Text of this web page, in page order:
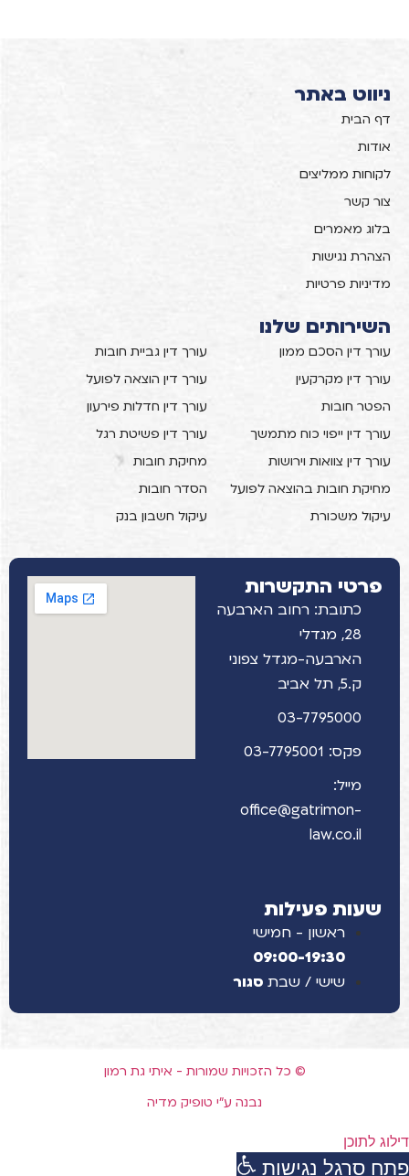
ניווט באתר
דף הבית
אודות
לקוחות ממליצים
צור קשר
בלוג מאמרים
הצהרת נגישות
מדיניות פרטיות
השירותים שלנו
עורך דין הסכם ממון
עורך דין גביית חובות
עורך דין מקרקעין
עורך דין הוצאה לפועל
הפטר חובות
עורך דין חדלות פירעון
עורך דין ייפוי כוח מתמשך
עורך דין פשיטת רגל
עורך דין צוואות וירושות
מחיקת חובות
מחיקת חובות בהוצאה לפועל
הסדר חובות
עיקול משכורת
עיקול חשבון בנק
פרטי התקשרות
כתובת: רחוב הארבעה
28, מגדלי
הארבעה-מגדל צפוני
ק.5, תל אביב
03-7795000
פקס: 03-7795001
מייל:
office@gatrimon-
law.co.il
שעות פעילות
ראשון - חמישי
09:00-19:30
שישי / שבת סגור
© כל הזכויות שמורות - איתי גת רמון
נבנה ע"י טופיק מדיה
דילוג לתוכן
פתח סרגל נגישות